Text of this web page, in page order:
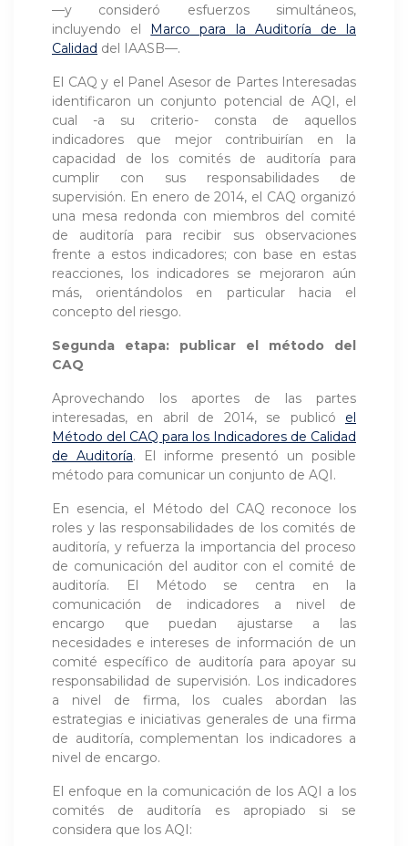
—y consideró esfuerzos simultáneos,
incluyendo el Marco para la Auditoría de la
Calidad del IAASB—.
El CAQ y el Panel Asesor de Partes Interesadas
identificaron un conjunto potencial de AQI, el
cual -a su criterio- consta de aquellos
indicadores que mejor contribuirían en la
capacidad de los comités de auditoría para
cumplir con sus responsabilidades de
supervisión. En enero de 2014, el CAQ organizó
una mesa redonda con miembros del comité
de auditoría para recibir sus observaciones
frente a estos indicadores; con base en estas
reacciones, los indicadores se mejoraron aún
más, orientándolos en particular hacia el
concepto del riesgo.
Segunda etapa: publicar el método del
CAQ
Aprovechando los aportes de las partes
interesadas, en abril de 2014, se publicó el
Método del CAQ para los Indicadores de Calidad
de Auditoría. El informe presentó un posible
método para comunicar un conjunto de AQI.
En esencia, el Método del CAQ reconoce los
roles y las responsabilidades de los comités de
auditoría, y refuerza la importancia del proceso
de comunicación del auditor con el comité de
auditoría. El Método se centra en la
comunicación de indicadores a nivel de
encargo que puedan ajustarse a las
necesidades e intereses de información de un
comité específico de auditoría para apoyar su
responsabilidad de supervisión. Los indicadores
a nivel de firma, los cuales abordan las
estrategias e iniciativas generales de una firma
de auditoría, complementan los indicadores a
nivel de encargo.
El enfoque en la comunicación de los AQI a los
comités de auditoría es apropiado si se
considera que los AQI: